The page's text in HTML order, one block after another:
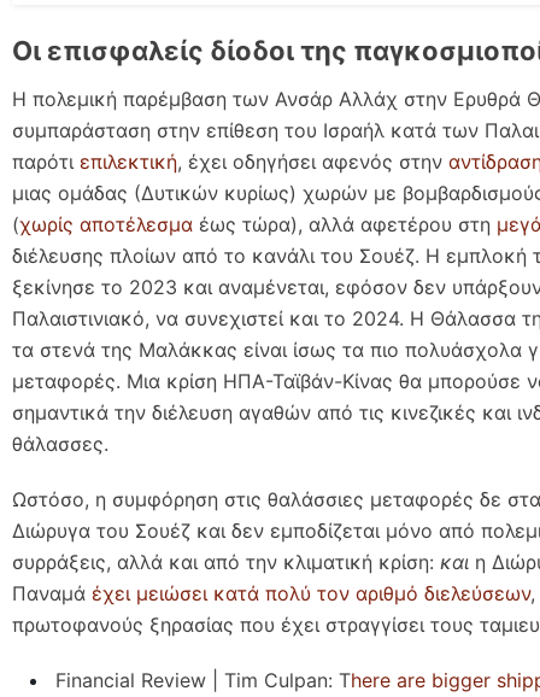
Οι επισφαλείς δίοδοι της
Η πολεμική παρέμβαση των Ανσάρ Αλλάχ στην Ερυθρά
συμπαράσταση στην επίθεση του Ισραήλ κατά των
παρότι επιλεκτική, έχει οδηγήσει αφενός στην
μιας ομάδας (Δυτικών κυρίως) χωρών με
(χωρίς αποτέλεσμα έως τώρα), αλλά αφετέρου στη
διέλευσης πλοίων από το κανάλι του Σουέζ. Η εμπλοκή
ξεκίνησε το 2023 και αναμένεται, εφόσον δεν
Παλαιστινιακό, να συνεχιστεί και το 2024. Η Θάλασσα
τα στενά της Μαλάκκας είναι ίσως τα πιο πολυάσχολα
μεταφορές. Μια κρίση ΗΠΑ-Ταϊβάν-Κίνας θα μπορούσε
σημαντικά την διέλευση αγαθών από τις κινεζικές και
θάλασσες.
Ωστόσο, η συμφόρηση στις θαλάσσιες μεταφορές δε
Διώρυγα του Σουέζ και δεν εμποδίζεται μόνο από
συρράξεις, αλλά και από την κλιματική κρίση: και η
Παναμά έχει μειώσει κατά πολύ τον αριθμό διελεύσεων,
πρωτοφανούς ξηρασίας που έχει στραγγίσει τους
Financial Review | Tim Culpan: There are bigger